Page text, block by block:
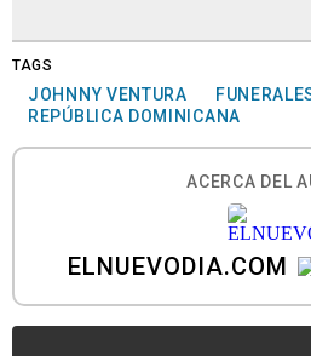
TAGS
JOHNNY VENTURA
REPÚBLICA DOMINICANA
ACERCA DEL
ELNUEVODIA.COM